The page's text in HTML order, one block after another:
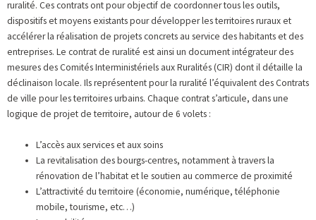
ruralité. Ces contrats ont pour objectif de coordonner tous les outils,
dispositifs et moyens existants pour développer les territoires ruraux et
accélérer la réalisation de projets concrets au service des habitants et des
entreprises. Le contrat de ruralité est ainsi un document intégrateur des
mesures des Comités Interministériels aux Ruralités (CIR) dont il détaille la
déclinaison locale. Ils représentent pour la ruralité l’équivalent des Contrats
de ville pour les territoires urbains. Chaque contrat s’articule, dans une
logique de projet de territoire, autour de 6 volets :
L’accès aux services et aux soins
La revitalisation des bourgs-centres, notamment à travers la
rénovation de l’habitat et le soutien au commerce de proximité
L’attractivité du territoire (économie, numérique, téléphonie
mobile, tourisme, etc…)